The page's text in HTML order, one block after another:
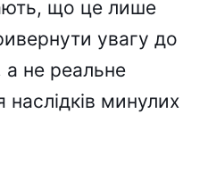
що це лише
увагу до
а не реальне
минулих